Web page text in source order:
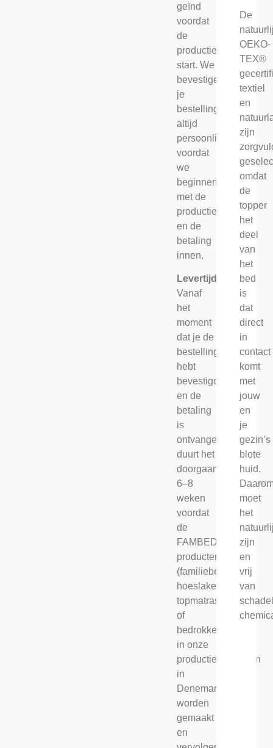
geïnd
voordat
de
productie
start. We
bevestigen
je
bestelling
altijd
persoonlijk
voordat
we
beginnen
met de
productie
en de
betaling
innen.
Levertijd
Vanaf
het
moment
dat je de
bestelling
hebt
bevestigd
en de
betaling
is
ontvangen,
duurt het
doorgaans
6–8
weken
voordat
de
FAMBED®
producten
(familiebed,
hoeslakens,
topmatrassen
of
bedrokken)
in onze
productiefaciliteiten
in
Denemarken
worden
gemaakt
en
De
OEKO-
TEX®
textiel
en
zijn
omdat
de
topper
het
deel
van
het
bed
is
dat
direct
in
contact
komt
met
jouw
en
je
gezin’s
blote
huid.
moet
het
zijn
en
vrij
van